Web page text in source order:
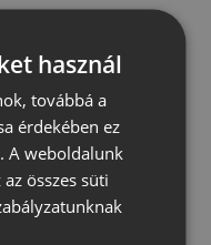
használ
továbbá a
érdekében ez
A weboldalunk
összes süti